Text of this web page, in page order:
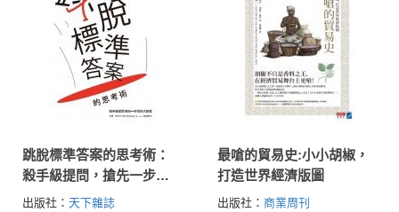
跳脫標準答案的思考術：
殺手級提問，搶先一步找
到大創意
出版社： 天下雜誌
最嗆的貿易史:小小胡椒，
打造世界經濟版圖
出版社： 商業周刊